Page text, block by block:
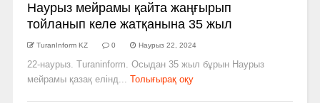
Наурыз мейрамы қайта жаңғырып
тойланып келе жатқанына 35 жыл
TuranInform KZ 0 Наурыз 22, 2024
22-наурыз. Turaninform. Осыдан 35 жыл бұрын Наурыз
мейрамы қазақ елінд...
Толығырақ оқу